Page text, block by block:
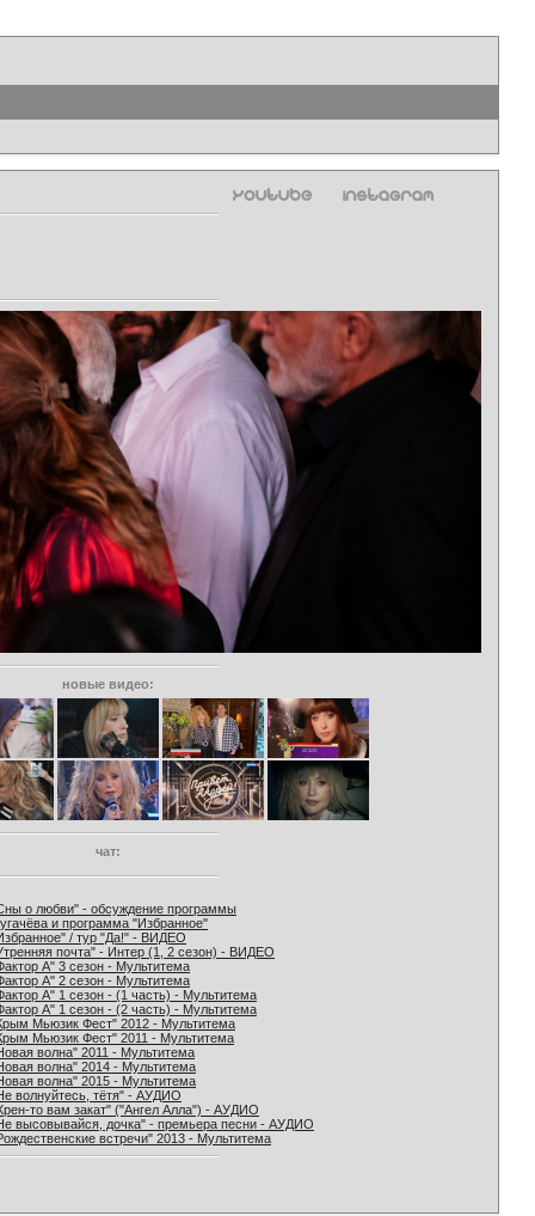
новые видео:
чат:
о любви" - обсуждение программы
и программа "Избранное"
/ тур "Да!" - ВИДЕО
почта" - Интер (1, 2 сезон) - ВИДЕО
А" 3 сезон - Мультитема
А" 2 сезон - Мультитема
А" 1 сезон - (1 часть) - Мультитема
А" 1 сезон - (2 часть) - Мультитема
Мьюзик Фест" 2012 - Мультитема
Мьюзик Фест" 2011 - Мультитема
волна" 2011 - Мультитема
волна" 2014 - Мультитема
волна" 2015 - Мультитема
волнуйтесь, тётя" - АУДИО
то вам закат" ("Ангел Алла") - АУДИО
высовывайся, дочка" - премьера песни - АУДИО
встречи" 2013 - Мультитема